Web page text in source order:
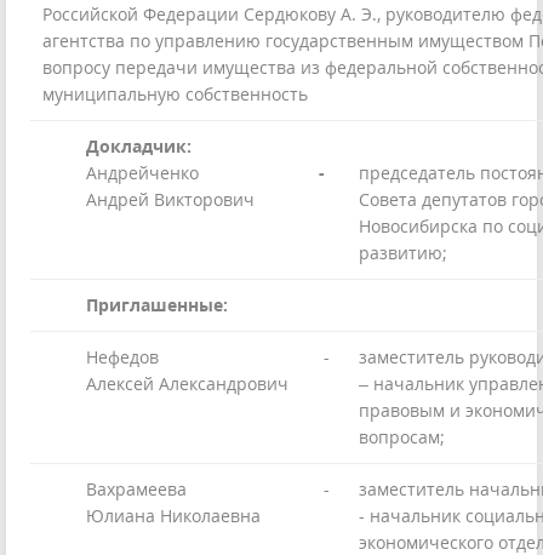
Российской Федерации Сердюкову А. Э., руководителю
агентства по управлению государственным имуществом
вопросу передачи имущества из федеральной
муниципальную собственность
Докладчик:
Андрейченко
Андрей Викторович
-
председатель
Совета депутатов
Новосибирска по
развитию;
Приглашенные:
Нефедов
Алексей Александрович
-
заместитель
– начальник
правовым и
вопросам;
Вахрамеева
Юлиана Николаевна
-
заместитель
- начальник
экономического